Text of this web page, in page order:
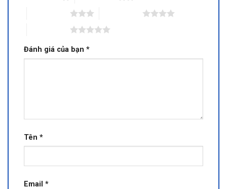
Đánh giá của bạn *
Tên *
Email *